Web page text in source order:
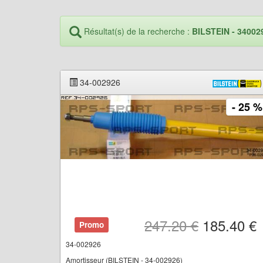
Résultat(s) de la recherche : BILSTEIN -
34-002926
- 25 %
Promo 247.20 € 185.40 €
34-002926
Amortisseur (BILSTEIN - 34-002926)